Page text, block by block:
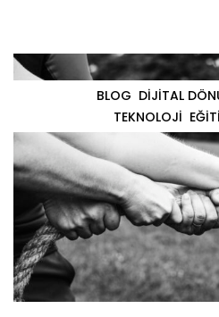
BLOG DIJITAL
TEKNOLOJI